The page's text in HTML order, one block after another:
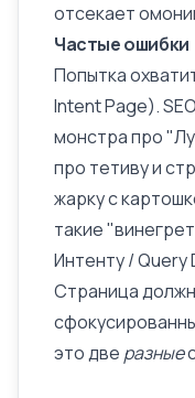
отсекает
Частые ошибки
Попытка
Intent Page).
монстра про
про тетиву и
жарку с
такие
Интенту /
Страница
это две разные